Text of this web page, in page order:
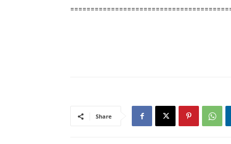
Share